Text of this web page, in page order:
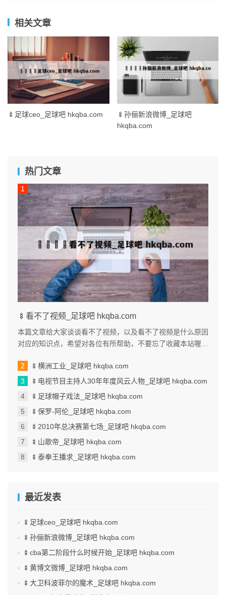
相关文章
🍢足球ceo_足球吧 hkqba.com
🍢孙俪新浪微博_足球吧
hkqba.com
热门文章
🍢看不了视频_足球吧 hkqba.com
本篇文章给大家谈谈看不了视频，以及看不了视频是什么原因
对应的知识点，希望对各位有所帮助，不要忘了收藏本站喔。
🍢横洲工业_足球吧 hkqba.com
🍢电视节目主持人30年年度风云人物_足球吧 hkqba.com
🍢足球帽子戏法_足球吧 hkqba.com
🍢保罗-阿伦_足球吧 hkqba.com
🍢2010年总决赛第七场_足球吧 hkqba.com
🍢山歌帝_足球吧 hkqba.com
🍢泰拳王播求_足球吧 hkqba.com
最近发表
🍢足球ceo_足球吧 hkqba.com
🍢孙俪新浪微博_足球吧 hkqba.com
🍢cba第二阶段什么时候开始_足球吧 hkqba.com
🍢黄博文微博_足球吧 hkqba.com
🍢大卫科波菲尔的魔术_足球吧 hkqba.com